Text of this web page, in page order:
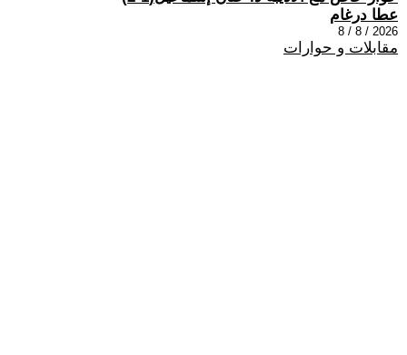
عطا درغام
2026 / 8 / 8
مقابلات و حوارات